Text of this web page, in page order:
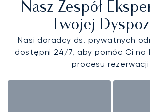
Nasz Zespół
Twojej
Nasi doradcy ds. prywatnych
dostępni 24/7, aby pomóc Ci na
procesu rezerwacji.